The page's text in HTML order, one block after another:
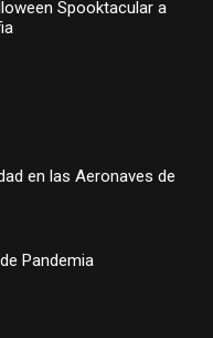
Spooktacular a
en las Aeronaves de
Pandemia